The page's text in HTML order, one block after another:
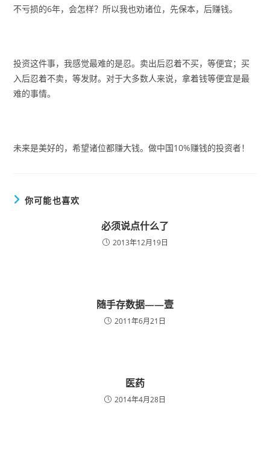
不亏损的6年，会怎样？所以我也劝诸位，先保本，后赚钱。
投资这件事，我感觉最难的是忍。卖出后忍着不买，等便宜；买
入后忍着不卖，等发财。对于大多数人来说，拿着钱等便宜是最
难的事情。
未来是美好的，希望诸位都赚大钱。做中国10%赚钱的投资者！
你可能也喜欢
必须说点什么了
2013年12月19日
随手存数据——壹
2011年6月21日
医药
2014年4月28日